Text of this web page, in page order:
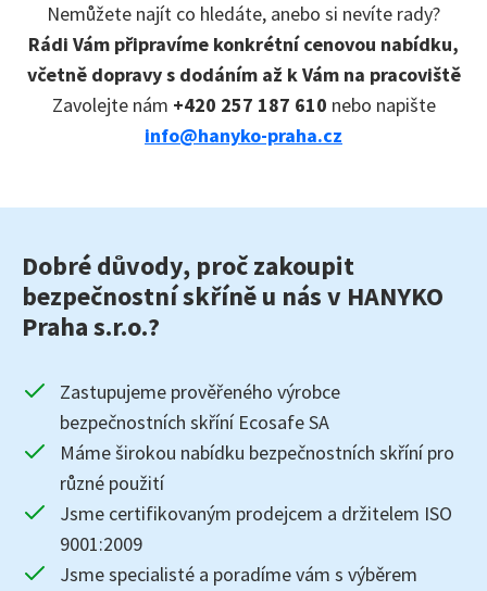
Nemůžete najít co hledáte, anebo si nevíte rady?
Rádi Vám připravíme konkrétní cenovou nabídku,
včetně dopravy s dodáním až k Vám na pracoviště
Zavolejte nám +420 257 187 610 nebo napište
info@hanyko-praha.cz
Dobré důvody, proč zakoupit
bezpečnostní skříně u nás v HANYKO
Praha s.r.o.?
Zastupujeme prověřeného výrobce
bezpečnostních skříní Ecosafe SA
Máme širokou nabídku bezpečnostních skříní pro
různé použití
Jsme certifikovaným prodejcem a držitelem ISO
9001:2009
Jsme specialisté a poradíme vám s výběrem